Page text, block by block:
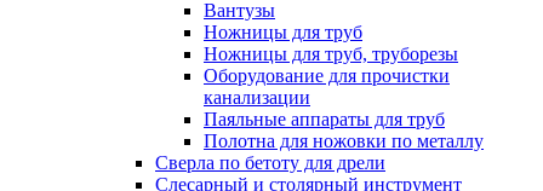
Вантузы
Ножницы для труб
Ножницы для труб, труборезы
Оборудование для прочистки
канализации
Паяльные аппараты для труб
Полотна для ножовки по металлу
Сверла по бетоту для дрели
Слесарный и столярный инструмент